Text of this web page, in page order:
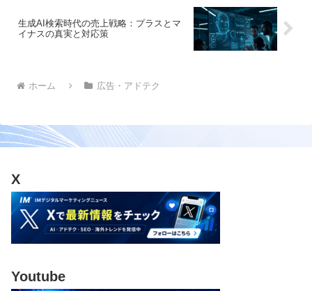
生成AI検索時代の売上戦略：プラスとマ
イナスの真実と対応策
ホーム 広告・アドテク
X
Youtube